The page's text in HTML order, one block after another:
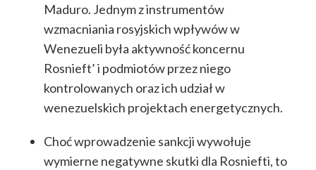
Maduro. Jednym z instrumentów
wzmacniania rosyjskich wpływów w
Wenezueli była aktywność koncernu
Rosnieft’ i podmiotów przez niego
kontrolowanych oraz ich udział w
wenezuelskich projektach energetycznych.
Choć wprowadzenie sankcji wywołuje
wymierne negatywne skutki dla Rosniefti, to